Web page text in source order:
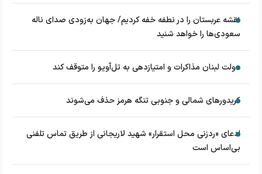
نقشه عربستان را در نطفه خفه کردیم/ جهان به‌زودی صدای ناله
سعودی‌ها را خواهد شنید
دولت لبنان مذاکرات و امتیازدهی به تل‌آویو را متوقف کند
کریدورهای شمالی و جنوبی تنگه هرمز حذف می‌شوند
ادعای «ردزنی محل استقرار» شهید لاریجانی از طریق تماس تلفنی
بی‌اساس است